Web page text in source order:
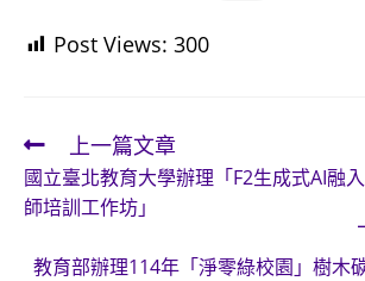
Post Views: 300
Read
more
articles
上一篇文章
國立臺北教育大學辦理「F2生成式AI融
師培訓工作坊」
教育部辦理114年「淨零綠校園」樹木